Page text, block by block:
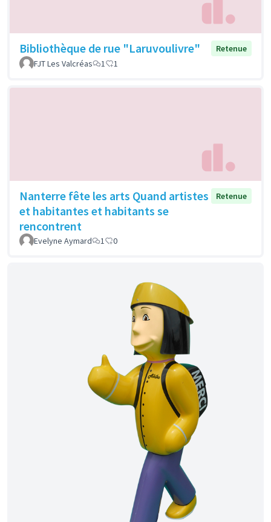
Bibliothèque de rue "Laruvoulivre"
Retenue
FJT Les Valcréas
1 1
Nanterre fête les arts Quand artistes
et habitantes et habitants se
rencontrent
Retenue
Evelyne Aymard 1 0